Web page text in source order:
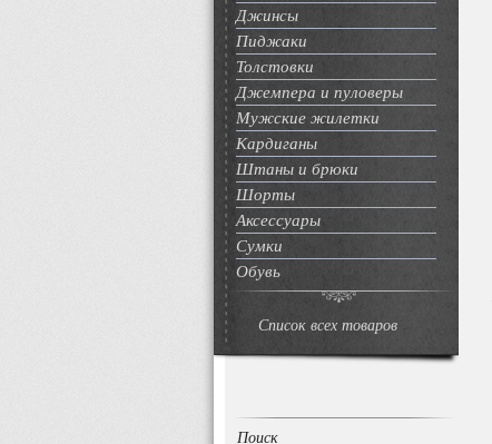
Джинсы
Пиджаки
Толстовки
Джемпера и пуловеры
Мужские жилетки
Кардиганы
Штаны и брюки
Шорты
Аксессуары
Сумки
Обувь
Список всех товаров
Поиск